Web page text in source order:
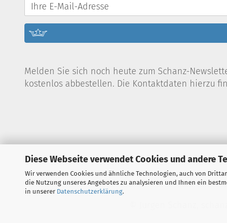
Diese Webseite verwendet Cookies und andere
Wir verwenden Cookies und ähnliche Technologien, auch von
die Nutzung unseres Angebotes zu analysieren und Ihnen ein
in unserer Datenschutzerklärung.
Melden Sie sich noch heute zum Schanz-
kostenlos abbestellen. Die Kontaktdaten hierzu